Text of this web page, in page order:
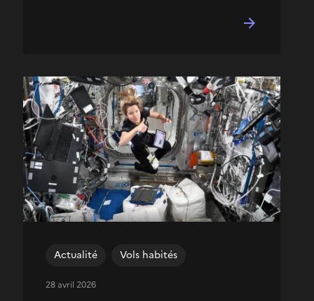
Actualité Vols habités
28 avril 2026